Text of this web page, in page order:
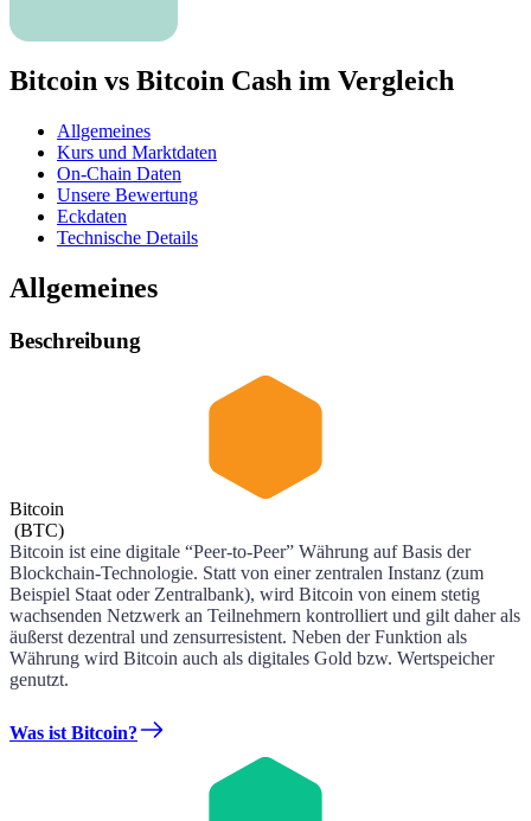
Bitcoin vs Bitcoin Cash im Vergleich
Allgemeines
Kurs und Marktdaten
On-Chain Daten
Unsere Bewertung
Eckdaten
Technische Details
Allgemeines
Beschreibung
Bitcoin
(BTC)
Bitcoin ist eine digitale “Peer-to-Peer” Währung auf Basis der
Blockchain-Technologie. Statt von einer zentralen Instanz (zum
Beispiel Staat oder Zentralbank), wird Bitcoin von einem stetig
wachsenden Netzwerk an Teilnehmern kontrolliert und gilt daher als
äußerst dezentral und zensurresistent. Neben der Funktion als
Währung wird Bitcoin auch als digitales Gold bzw. Wertspeicher
genutzt.
Was ist Bitcoin?